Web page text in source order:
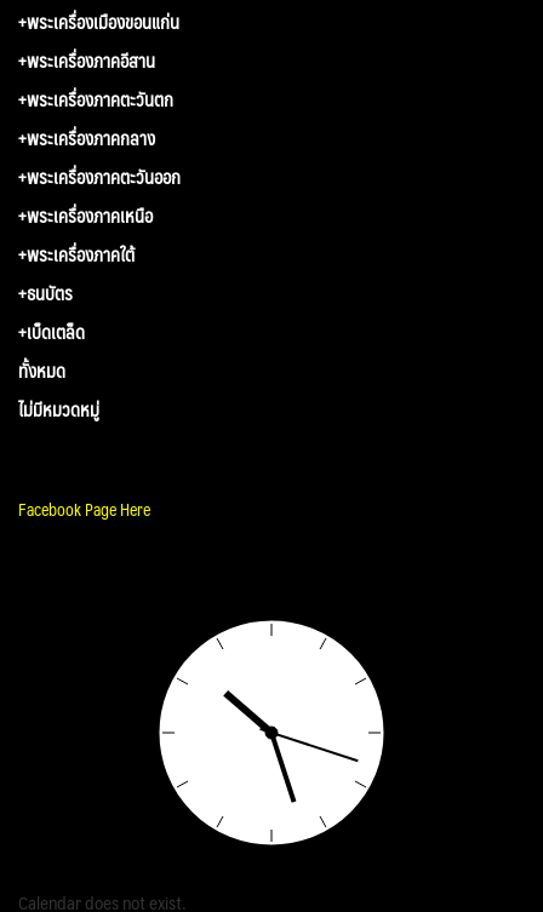
+พระเครื่องเมืองขอนแก่น
+พระเครื่องภาคอีสาน
+พระเครื่องภาคตะวันตก
+พระเครื่องภาคกลาง
+พระเครื่องภาคตะวันออก
+พระเครื่องภาคเหนือ
+พระเครื่องภาคใต้
+ธนบัตร
+เบ็ดเตล็ด
ทั้งหมด
ไม่มีหมวดหมู่
Facebook Page Here
Calendar does not exist.